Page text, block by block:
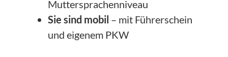
Muttersprachenniveau
Sie sind mobil – mit Führerschein
und eigenem PKW